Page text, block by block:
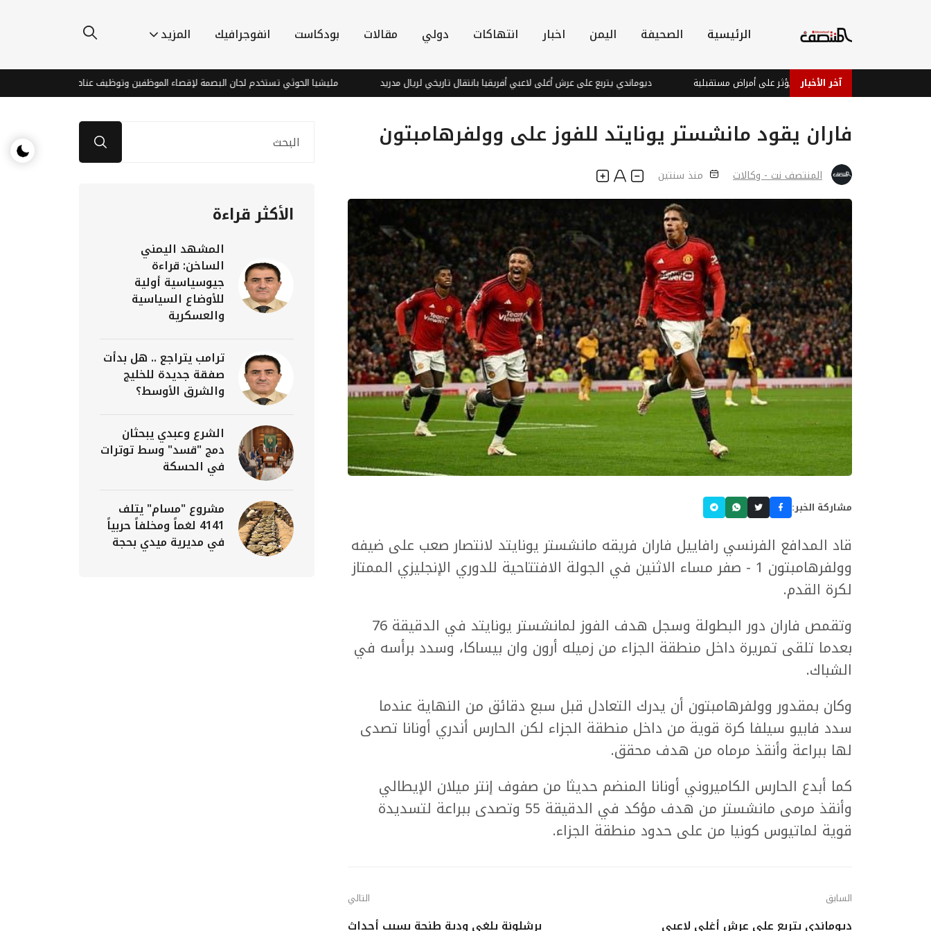
الرئيسية الصحيفة اليمن اخبار انتهاكات دولي مقالات بودكاست انفوجرافيك المزيد
آخر الأخبار
ترتيب الولادة قد يؤثر على أمراض مستقبلية ديوماندي يتربع على عرش أغلى لاعبي أفريقيا بانتقال تاريخي لريال مدريد مليشيا الحوثي تستخدم لجان البصمة لإقصاء الموظفين وتوظيف عناصرها
فاران يقود مانشستر يونايتد للفوز على وولفرهامبتون
المنتصف نت - وكالات منذ سنتين
مشاركة الخبر:
قاد المدافع الفرنسي رافاييل فاران فريقه مانشستر يونايتد لانتصار صعب على ضيفه
وولفرهامبتون 1 - صفر مساء الاثنين في الجولة الافتتاحية للدوري الإنجليزي الممتاز
لكرة القدم.
وتقمص فاران دور البطولة وسجل هدف الفوز لمانشستر يونايتد في الدقيقة 76
بعدما تلقى تمريرة داخل منطقة الجزاء من زميله أرون وان بيساكا، وسدد برأسه في
الشباك.
وكان بمقدور وولفرهامبتون أن يدرك التعادل قبل سبع دقائق من النهاية عندما
سدد فابيو سيلفا كرة قوية من داخل منطقة الجزاء لكن الحارس أندري أونانا تصدى
لها ببراعة وأنقذ مرماه من هدف محقق.
كما أبدع الحارس الكاميروني أونانا المنضم حديثا من صفوف إنتر ميلان الإيطالي
وأنقذ مرمى مانشستر من هدف مؤكد في الدقيقة 55 وتصدى ببراعة لتسديدة
قوية لماتيوس كونيا من على حدود منطقة الجزاء.
السابق
ديوماندي يتربع على عرش أغلى لاعبي
التالي
برشلونة يلغي ودية طنجة بسبب أحداث
الأكثر قراءة
المشهد اليمني
الساخن: قراءة
جيوسياسية أولية
للأوضاع السياسية
والعسكرية
ترامب يتراجع .. هل بدأت
صفقة جديدة للخليج
والشرق الأوسط؟
الشرع وعبدي يبحثان
دمج "قسد" وسط توترات
في الحسكة
مشروع "مسام" يتلف
4141 لغماً ومخلفاً حربياً
في مديرية ميدي بحجة